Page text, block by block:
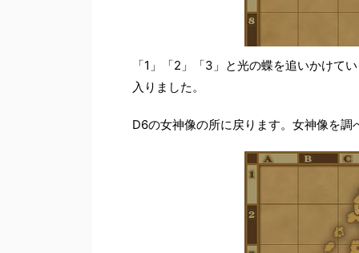
「1」「2」「3」と光の蝶を追いかけて
入りました。
D6の女神像の所に戻ります。女神像を